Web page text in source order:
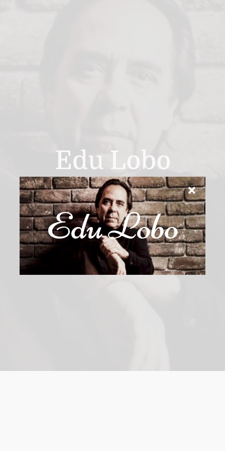
Edu Lobo
Instagram Facebook
Edu Lobo